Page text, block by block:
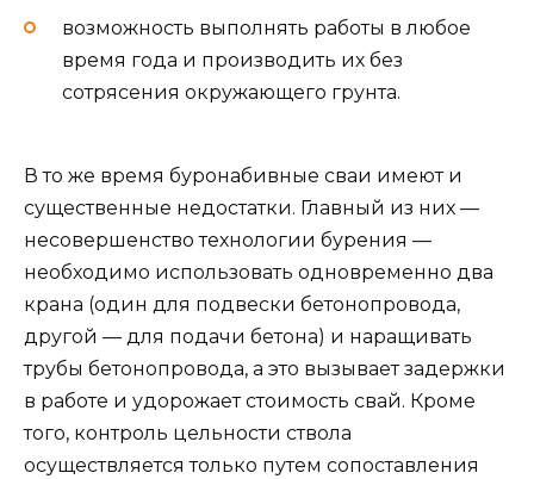
возможность выполнять работы в любое
время года и производить их без
сотрясения окружающего грунта.
В то же время буронабивные сваи имеют и
существенные недостатки. Главный из них —
несовершенство технологии бурения —
необходимо использовать одновременно два
крана (один для подвески бетонопровода,
другой — для подачи бетона) и наращивать
трубы бетонопровода, а это вызывает задержки
в работе и удорожает стоимость свай. Кроме
того, контроль цельности ствола
осуществляется только путем сопоставления